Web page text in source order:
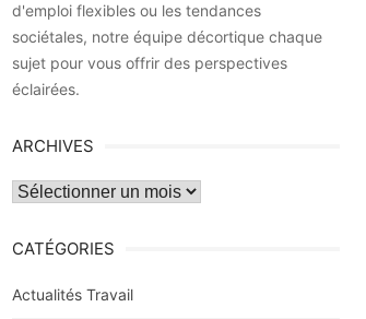
d'emploi flexibles ou les tendances
sociétales, notre équipe décortique chaque
sujet pour vous offrir des perspectives
éclairées.
ARCHIVES
Archives
CATÉGORIES
Actualités Travail